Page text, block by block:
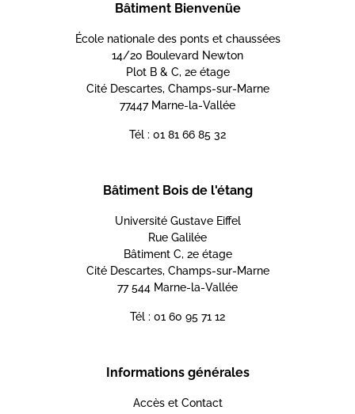
Bâtiment Bienvenüe
École nationale des ponts et chaussées
14/20 Boulevard Newton
Plot B & C, 2e étage
Cité Descartes, Champs-sur-Marne
77447 Marne-la-Vallée
Tél : 01 81 66 85 32
Bâtiment Bois de l'étang
Université Gustave Eiffel
Rue Galilée
Bâtiment C, 2e étage
Cité Descartes, Champs-sur-Marne
77 544 Marne-la-Vallée
Tél : 01 60 95 71 12
Informations générales
Accès et Contact